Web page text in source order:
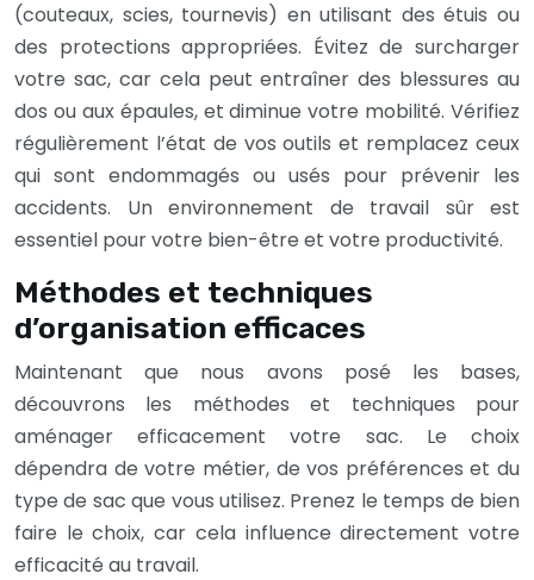
(couteaux, scies, tournevis) en utilisant des étuis ou
des protections appropriées. Évitez de surcharger
votre sac, car cela peut entraîner des blessures au
dos ou aux épaules, et diminue votre mobilité. Vérifiez
régulièrement l’état de vos outils et remplacez ceux
qui sont endommagés ou usés pour prévenir les
accidents. Un environnement de travail sûr est
essentiel pour votre bien-être et votre productivité.
Méthodes et techniques
d’organisation efficaces
Maintenant que nous avons posé les bases,
découvrons les méthodes et techniques pour
aménager efficacement votre sac. Le choix
dépendra de votre métier, de vos préférences et du
type de sac que vous utilisez. Prenez le temps de bien
faire le choix, car cela influence directement votre
efficacité au travail.